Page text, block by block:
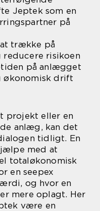
Jeptek som en
på
trække på
reducere risikoen
på anlægget
økonomisk drift
projekt eller en
anlæg, kan det
tidligt. En
med at
totaløkonomisk
en seepex
og hvor en
mere oplagt. Her
være en